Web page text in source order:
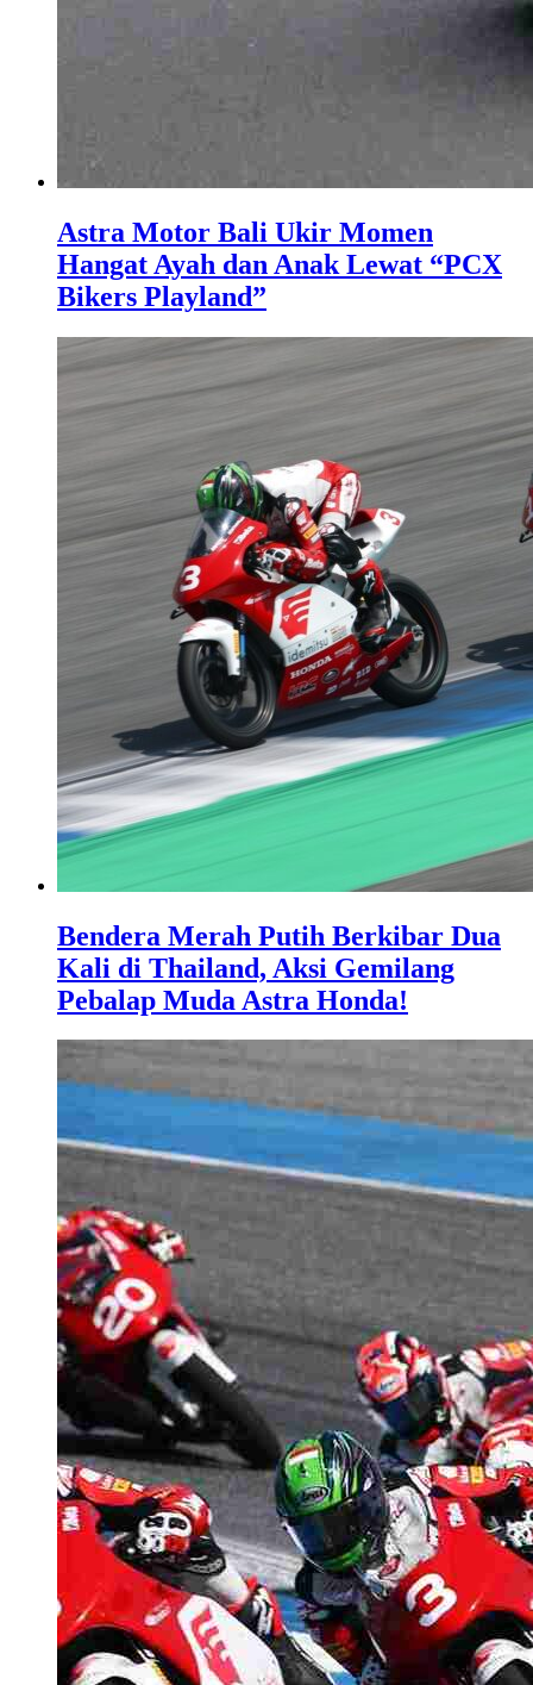
Astra Motor Bali Ukir Momen
Hangat Ayah dan Anak Lewat “PCX
Bikers Playland”
Bendera Merah Putih Berkibar Dua
Kali di Thailand, Aksi Gemilang
Pebalap Muda Astra Honda!